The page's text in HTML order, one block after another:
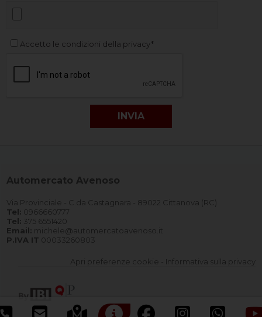
Accetto le condizioni della privacy*
Automercato Avenoso
Via Provinciale - C.da Castagnara - 89022 Cittanova (RC)
Tel: 0966660777
Tel: 375 6551420
Email: michele@automercatoavenoso.it
P.IVA IT 00033260803
Apri preferenze cookie Informativa sulla privacy